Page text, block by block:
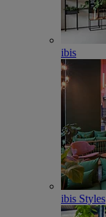
ibis
ibis Styles